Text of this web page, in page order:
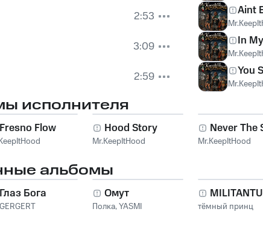
2:53
3:09
2:59
Aint
In
You
исполнителя
Fresno Flow Hood Story
Mr.KeepItHood Mr.KeepItHood
альбомы
Глаз Бога Омут
Полка,YASMI тёмный принц